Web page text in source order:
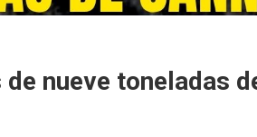
nueve toneladas